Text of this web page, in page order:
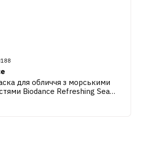
для обличчя з морськими
Biodance Refreshing Sea